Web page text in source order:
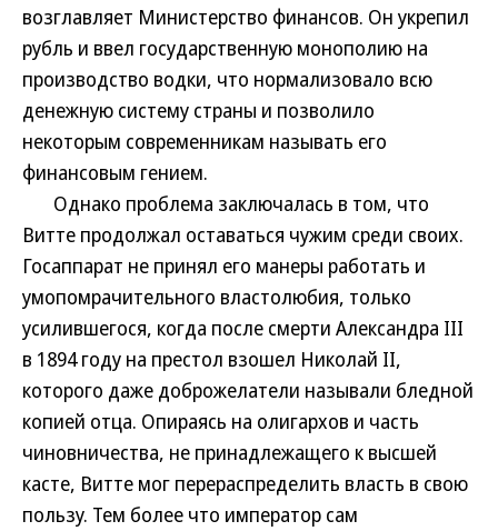
возглавляет Министерство финансов. Он укрепил
рубль и ввел государственную монополию на
производство водки, что нормализовало всю
денежную систему страны и позволило
некоторым современникам называть его
финансовым гением.
Однако проблема заключалась в том, что
Витте продолжал оставаться чужим среди своих.
Госаппарат не принял его манеры работать и
умопомрачительного властолюбия, только
усилившегося, когда после смерти Александра III
в 1894 году на престол взошел Николай II,
которого даже доброжелатели называли бледной
копией отца. Опираясь на олигархов и часть
чиновничества, не принадлежащего к высшей
касте, Витте мог перераспределить власть в свою
пользу. Тем более что император сам